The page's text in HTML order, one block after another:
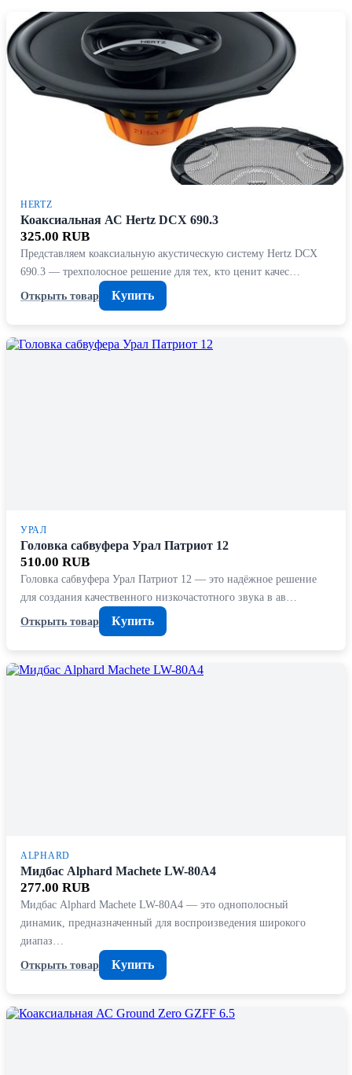
HERTZ
Коаксиальная АС Hertz DCX 690.3
325.00 RUB
Представляем коаксиальную акустическую систему Hertz DCX
690.3 — трехполосное решение для тех, кто ценит качес…
Открыть товар
Купить
УРАЛ
Головка сабвуфера Урал Патриот 12
510.00 RUB
Головка сабвуфера Урал Патриот 12 — это надёжное решение
для создания качественного низкочастотного звука в ав…
Открыть товар
Купить
ALPHARD
Мидбас Alphard Machete LW-80A4
277.00 RUB
Мидбас Alphard Machete LW-80A4 — это однополосный
динамик, предназначенный для воспроизведения широкого
диапаз…
Открыть товар
Купить